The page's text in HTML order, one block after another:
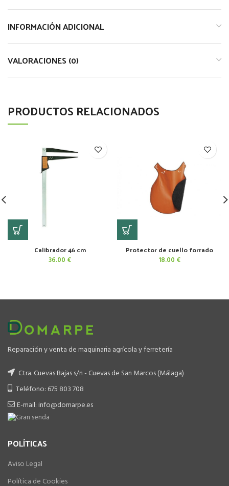
INFORMACIÓN ADICIONAL
VALORACIONES (0)
PRODUCTOS RELACIONADOS
Calibrador 46 cm
36.00 €
Protector de cuello forrado
18.00 €
Reparación y venta de maquinaria agrícola y ferretería
Ctra. Cuevas Bajas s/n - Cuevas de San Marcos (Málaga)
Teléfono: 675 803 708
E-mail: info@domarpe.es
POLÍTICAS
Aviso Legal
Política de Cookies